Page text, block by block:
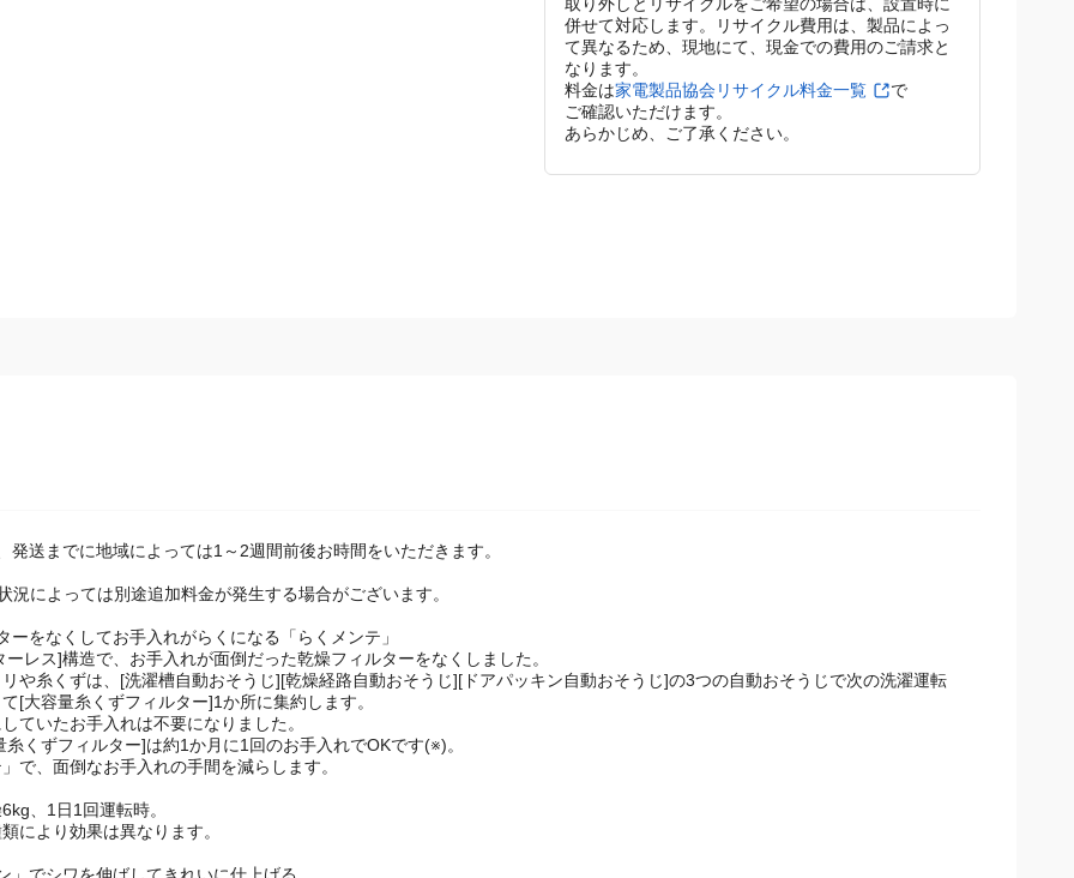
4. 取り外しとリサイクル
取り外しとリサイクルをご希望の場合は、設置時に
併せて対応します。リサイクル費用は、製品によっ
て異なるため、現地にて、現金での費用のご請求と
発送までに地域によっては1～2週間前後お時間をいただきます。
況によっては別途追加料金が発生する場合がございます。
ーをなくしてお手入れがらくになる「らくメンテ」
ーレス]構造で、お手入れが面倒だった乾燥フィルターをなくしました。
や糸くずは、[洗濯槽自動おそうじ][乾燥経路自動おそうじ][ドアパッキン自動おそうじ]の3つの自動おそうじで次の洗濯運転
[大容量糸くずフィルター]1か所に集約します。
ていたお手入れは不要になりました。
糸くずフィルター]は約1か月に1回のお手入れでOKです(※)。
で、面倒なお手入れの手間を減らします。